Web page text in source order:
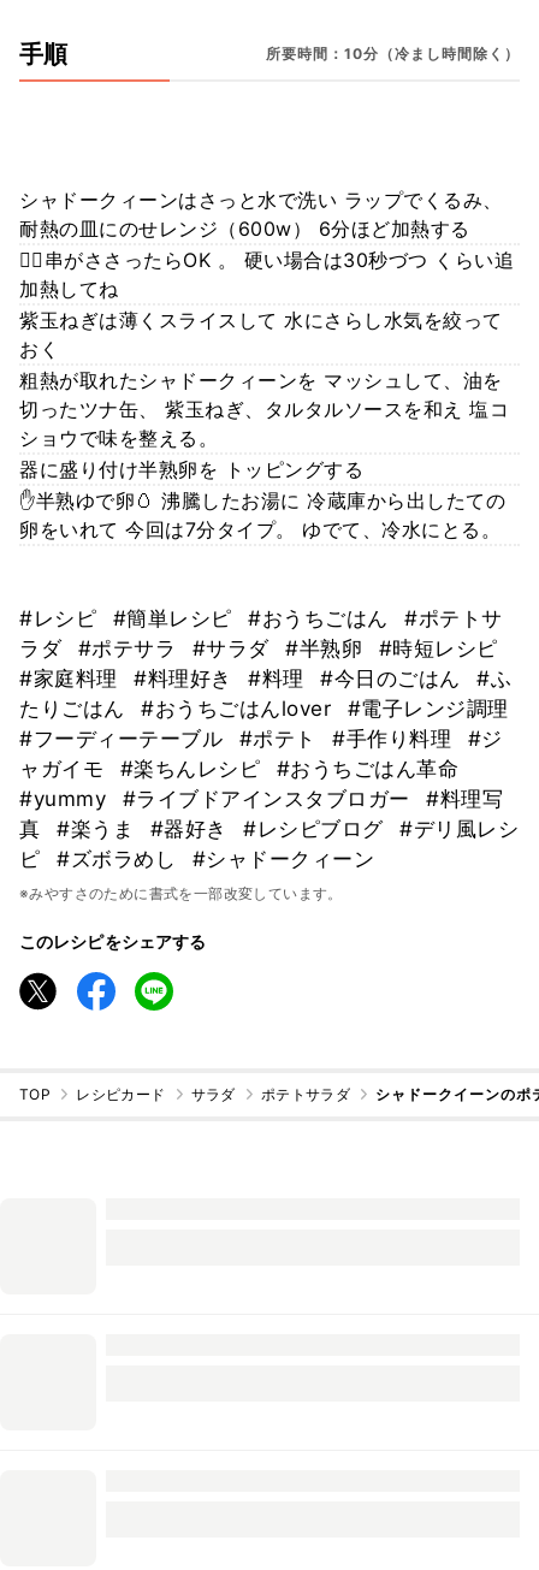
手順 所要時間：10分（冷まし時間除く）
シャドークィーンはさっと水で洗い ラップでくるみ、
耐熱の皿にのせレンジ（600w） 6分ほど加熱する
🙋‍♀️串がささったらOK 。 硬い場合は30秒づつ くらい追
加熱してね
紫玉ねぎは薄くスライスして 水にさらし水気を絞って
おく
粗熱が取れたシャドークィーンを マッシュして、油を
切ったツナ缶、 紫玉ねぎ、タルタルソースを和え 塩コ
ショウで味を整える。
器に盛り付け半熟卵を トッピングする
✋半熟ゆで卵🥚 沸騰したお湯に 冷蔵庫から出したての
卵をいれて 今回は7分タイプ。 ゆでて、冷水にとる。
#レシピ #簡単レシピ #おうちごはん
#ポテトサ
ラダ
#ポテサラ #サラダ #半熟卵
#時短レシピ
#家庭料理
#料理好き #料理 #今日のごはん
#ふ
たりごはん
#おうちごはんlover
#電子レンジ調理
#フーディーテーブル
#ポテト #手作り料理
#ジ
ャガイモ
#楽ちんレシピ
#おうちごはん革命
#yummy
#ライブドアインスタブロガー
#料理写
真
#楽うま #器好き #レシピブログ
#デリ風レシ
ピ
#ズボラめし #シャドークィーン
※みやすさのために書式を一部改変しています。
このレシピをシェアする
TOP レシピカード サラダ ポテトサラダ シャドークイーンのポ